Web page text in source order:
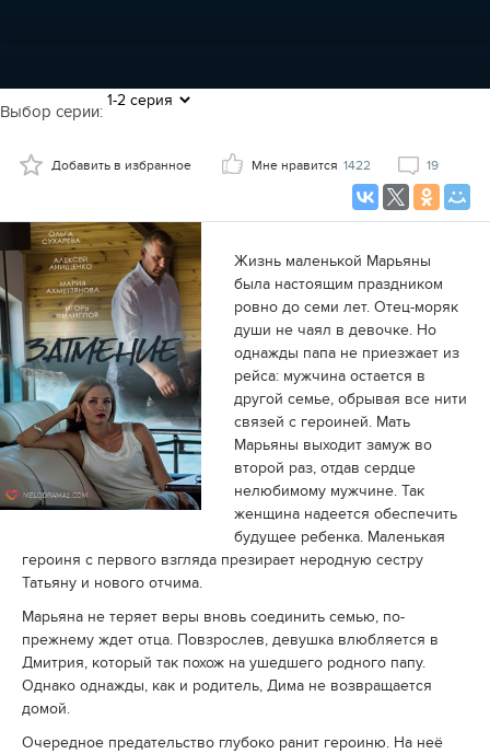
Выбор серии:
Добавить в избранное Мне нравится 1422 19
Жизнь маленькой Марьяны
была настоящим праздником
ровно до семи лет. Отец-моряк
души не чаял в девочке. Но
однажды папа не приезжает из
рейса: мужчина остается в
другой семье, обрывая все нити
связей с героиней. Мать
Марьяны выходит замуж во
второй раз, отдав сердце
нелюбимому мужчине. Так
женщина надеется обеспечить
будущее ребенка. Маленькая
героиня с первого взгляда презирает неродную сестру
Татьяну и нового отчима.
Марьяна не теряет веры вновь соединить семью, по-
прежнему ждет отца. Повзрослев, девушка влюбляется в
Дмитрия, который так похож на ушедшего родного папу.
Однако однажды, как и родитель, Дима не возвращается
домой.
Очередное предательство глубоко ранит героиню. На неё